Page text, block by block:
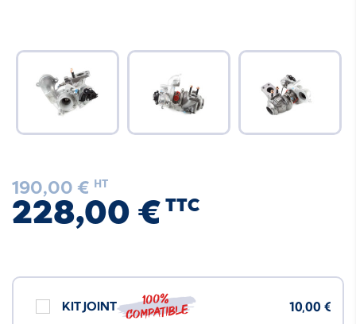
190,00 € HT
228,00 € TTC
KIT JOINT 100%
compatible 10,00 €